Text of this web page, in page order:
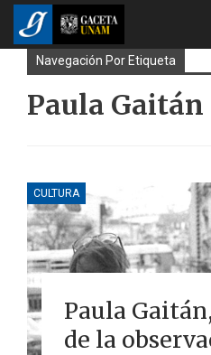
Navegación Por Etiqueta
Paula Gaitán
CULTURA
Paula
de la